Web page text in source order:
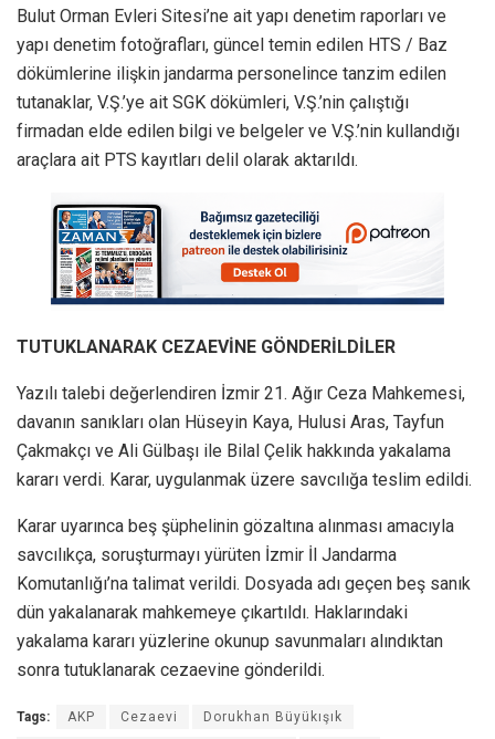
Bulut Orman Evleri Sitesi’ne ait yapı denetim raporları ve
yapı denetim fotoğrafları, güncel temin edilen HTS / Baz
dökümlerine ilişkin jandarma personelince tanzim edilen
tutanaklar, V.Ş.’ye ait SGK dökümleri, V.Ş.’nin çalıştığı
firmadan elde edilen bilgi ve belgeler ve V.Ş.’nin kullandığı
araçlara ait PTS kayıtları delil olarak aktarıldı.
TUTUKLANARAK CEZAEVİNE GÖNDERİLDİLER
Yazılı talebi değerlendiren İzmir 21. Ağır Ceza Mahkemesi,
davanın sanıkları olan Hüseyin Kaya, Hulusi Aras, Tayfun
Çakmakçı ve Ali Gülbaşı ile Bilal Çelik hakkında yakalama
kararı verdi. Karar, uygulanmak üzere savcılığa teslim edildi.
Karar uyarınca beş şüphelinin gözaltına alınması amacıyla
savcılıkça, soruşturmayı yürüten İzmir İl Jandarma
Komutanlığı’na talimat verildi. Dosyada adı geçen beş sanık
dün yakalanarak mahkemeye çıkartıldı. Haklarındaki
yakalama kararı yüzlerine okunup savunmaları alındıktan
sonra tutuklanarak cezaevine gönderildi.
Tags: AKP Cezaevi Dorukhan Büyükışık